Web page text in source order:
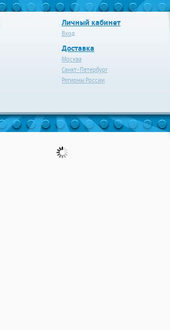
Личный кабинет
Вход
Доставка
Москва
Санкт-Петербург
Регионы России